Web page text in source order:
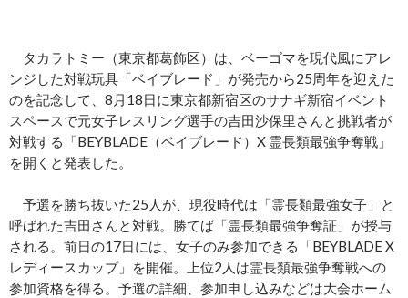
タカラトミー（東京都葛飾区）は、ベーゴマを現代風にアレ
ンジした対戦玩具「ベイブレード」が発売から25周年を迎えた
のを記念して、8月18日に東京都新宿区のサナギ新宿イベント
スペースで元女子レスリング選手の吉田沙保里さんと挑戦者が
対戦する「BEYBLADE（ベイブレード）X 霊長類最強争奪戦」
を開くと発表した。
予選を勝ち抜いた25人が、現役時代は「霊長類最強女子」と
呼ばれた吉田さんと対戦。勝てば「霊長類最強争奪証」が授与
される。前日の17日には、女子のみ参加できる「BEYBLADE X
レディースカップ」を開催。上位2人は霊長類最強争奪戦への
参加資格を得る。予選の詳細、参加申し込みなどは大会ホーム